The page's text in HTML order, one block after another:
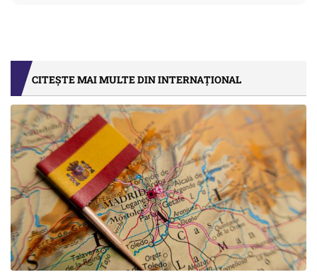
CITEȘTE MAI MULTE DIN INTERNAȚIONAL